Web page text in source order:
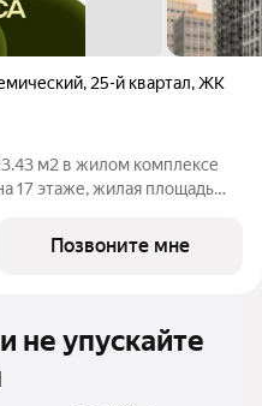
, 25-й квартал,ЖК
м2 в жилом комплексе
17 этаже, жилая площадь
Позвоните мне
не упускайте